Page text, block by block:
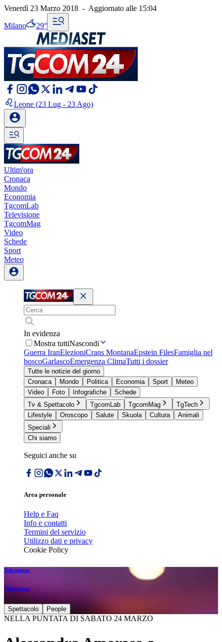
Venerdì 23 Marzo 2018 - Aggiornato alle 15:04
Milano 29°
Leone (23 Lug - 23 Ago)
Ultim'ora
Cronaca
Mondo
Economia
TgcomLab
Televisione
TgcomMag
Video
Schede
Sport
Meteo
In evidenza
Mostra tuttiNascondi
Guerra IranElezioniCrans MontanaEpstein FilesFamiglia nel
boscoGarlascoEmergenza ClimaTutti i dossier
Tutte le notizie del giorno
Cronaca
Mondo Politica Economia Sport
Meteo
Video
Foto Infografiche
Schede
Tv & Spettacolo
TgcomLab TgcomMag
TgTech
Lifestyle
Oroscopo Salute Skuola Cultura
Animali
Speciali
Chi siamo
Seguici anche su
Area personale
Help e Faq
Info e contatti
Termini del servizio
Utilizzo dati e privacy
Cookie Policy
Televisione
Televisione
Spettacolo People
NELLA PUNTATA DI SABATO 24 MARZO